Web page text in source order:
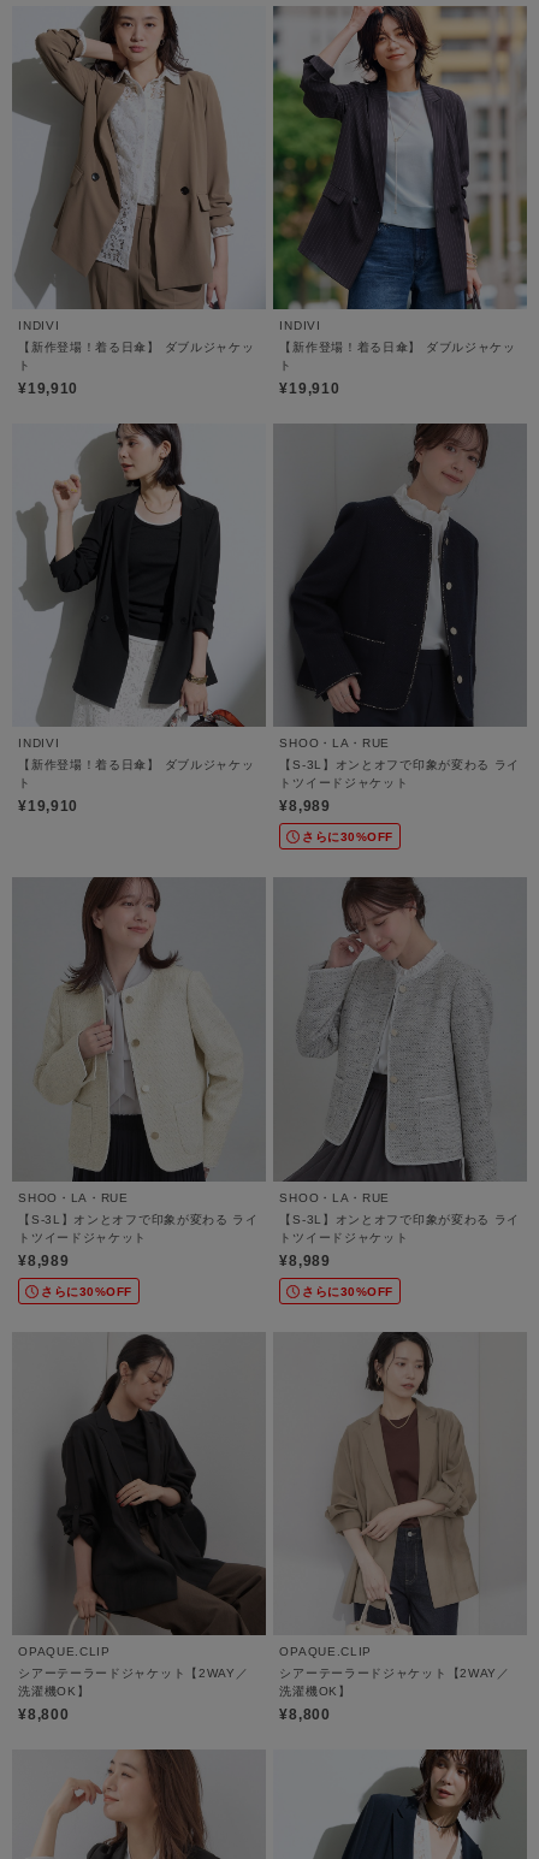
INDIVI
【新作登場！着る日傘】 ダブルジャケッ
ト
¥19,910
INDIVI
【新作登場！着る日傘】 ダブルジャケッ
ト
¥19,910
INDIVI
【新作登場！着る日傘】 ダブルジャケッ
ト
¥19,910
SHOO・LA・RUE
【S-3L】オンとオフで印象が変わる ライ
トツイードジャケット
¥8,989
さらに30%OFF
SHOO・LA・RUE
【S-3L】オンとオフで印象が変わる ライ
トツイードジャケット
¥8,989
さらに30%OFF
SHOO・LA・RUE
【S-3L】オンとオフで印象が変わる ライ
トツイードジャケット
¥8,989
さらに30%OFF
OPAQUE.CLIP
シアーテーラードジャケット【2WAY／
洗濯機OK】
¥8,800
OPAQUE.CLIP
シアーテーラードジャケット【2WAY／
洗濯機OK】
¥8,800